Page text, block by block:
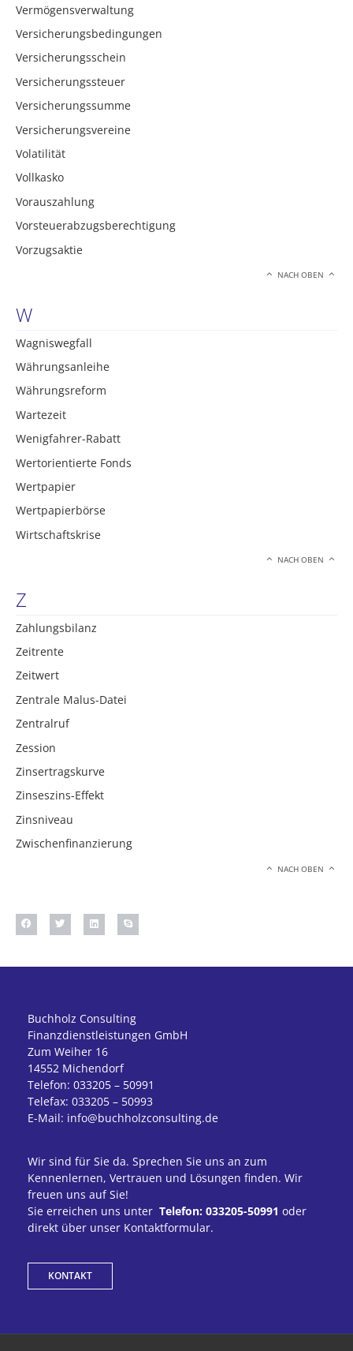
Vermögensverwaltung
Versicherungsbedingungen
Versicherungsschein
Versicherungssteuer
Versicherungssumme
Versicherungsvereine
Volatilität
Vollkasko
Vorauszahlung
Vorsteuerabzugsberechtigung
Vorzugsaktie
NACH OBEN
W
Wagniswegfall
Währungsanleihe
Währungsreform
Wartezeit
Wenigfahrer-Rabatt
Wertorientierte Fonds
Wertpapier
Wertpapierbörse
Wirtschaftskrise
NACH OBEN
Z
Zahlungsbilanz
Zeitrente
Zeitwert
Zentrale Malus-Datei
Zentralruf
Zession
Zinsertragskurve
Zinseszins-Effekt
Zinsniveau
Zwischenfinanzierung
NACH OBEN
Buchholz Consulting
Finanzdienstleistungen GmbH
Zum Weiher 16
14552 Michendorf
Telefon: 033205 – 50991
Telefax: 033205 – 50993
E-Mail: info@buchholzconsulting.de
Wir sind für Sie da. Sprechen Sie uns an zum
Kennenlernen, Vertrauen und Lösungen finden. Wir
freuen uns auf Sie!
Sie erreichen uns unter Telefon: 033205-50991 oder
direkt über unser Kontaktformular.
KONTAKT